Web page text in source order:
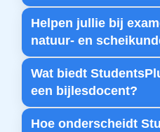
Helpen jullie bij
natuur- en
Wat biedt
een bijlesdocent?
Hoe onderscheidt